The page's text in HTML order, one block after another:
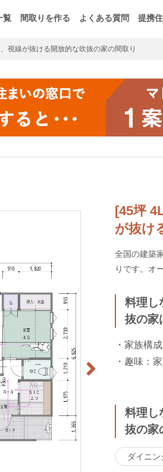
覧 間取りを作る よくある質問 提携
視線が抜ける開放的な吹抜の家の間取り
[45坪
が抜け
全国の建築
りです。オ
料理し
抜の家
・家族構
・趣味：
料理し
抜の家
ダイニ